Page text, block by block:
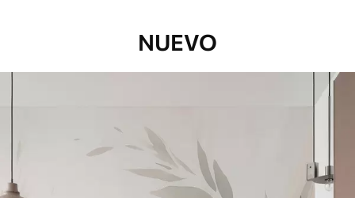
NUEVO